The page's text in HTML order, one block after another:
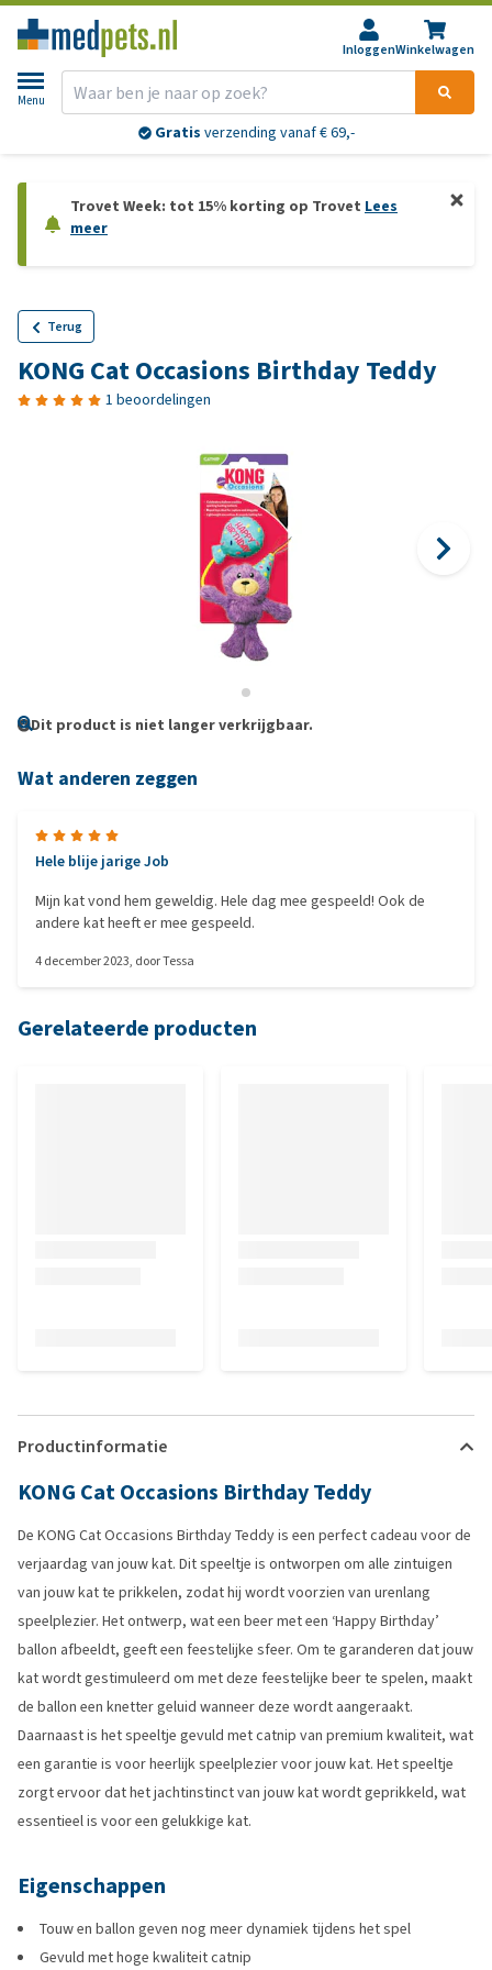
InloggenWinkelwagen
Menu
Gratis verzending vanaf € 69,-
Trovet Week: tot 15% korting op Trovet Lees
meer
Terug
KONG Cat Occasions Birthday Teddy
1 beoordelingen
Dit product is niet langer verkrijgbaar.
Wat anderen zeggen
Hele blije jarige Job
Mijn kat vond hem geweldig. Hele dag mee gespeeld! Ook de
andere kat heeft er mee gespeeld.
4 december 2023, doorTessa
Gerelateerde producten
Productinformatie
KONG Cat Occasions Birthday Teddy
De KONG Cat Occasions Birthday Teddy is een perfect cadeau voor de
verjaardag van jouw kat. Dit speeltje is ontworpen om alle zintuigen
van jouw kat te prikkelen, zodat hij wordt voorzien van urenlang
speelplezier. Het ontwerp, wat een beer met een ‘Happy Birthday’
ballon afbeeldt, geeft een feestelijke sfeer. Om te garanderen dat jouw
kat wordt gestimuleerd om met deze feestelijke beer te spelen, maakt
de ballon een knetter geluid wanneer deze wordt aangeraakt.
Daarnaast is het speeltje gevuld met catnip van premium kwaliteit, wat
een garantie is voor heerlijk speelplezier voor jouw kat. Het speeltje
zorgt ervoor dat het jachtinstinct van jouw kat wordt geprikkeld, wat
essentieel is voor een gelukkige kat.
Eigenschappen
Touw en ballon geven nog meer dynamiek tijdens het spel
Gevuld met hoge kwaliteit catnip